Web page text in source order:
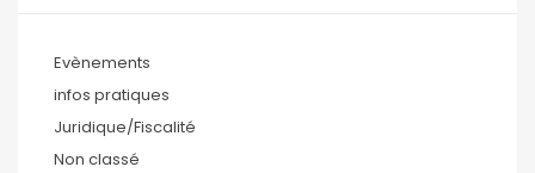
Evènements
infos pratiques
Juridique/Fiscalité
Non classé